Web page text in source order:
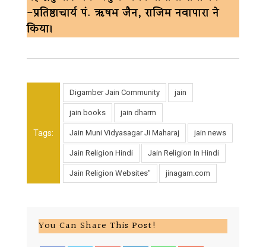
-प्रतिष्ठाचार्य पं. ऋषभ जैन, राजिम नवापारा ने
किया।
Tags:
Digamber Jain Community jain
jain books jain dharm
Jain Muni Vidyasagar Ji Maharaj jain news
Jain Religion Hindi Jain Religion In Hindi
Jain Religion Websites" jinagam.com
You Can Share This Post!